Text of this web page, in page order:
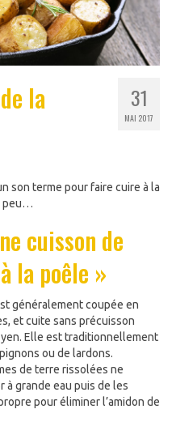
31
MAI 2017
la
son terme pour faire cuire à la
peu…
cuisson de
la poêle »
généralement coupée en
et cuite sans précuisson
Elle est traditionnellement
ou de lardons.
de terre rissolées ne
grande eau puis de les
pour éliminer l’amidon de